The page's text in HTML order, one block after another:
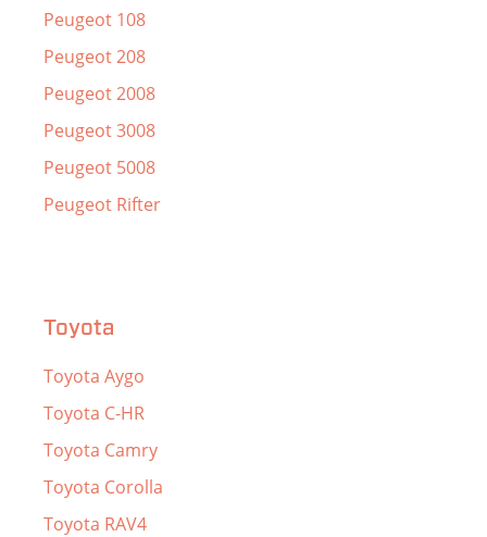
Peugeot 108
Peugeot 208
Peugeot 2008
Peugeot 3008
Peugeot 5008
Peugeot Rifter
Toyota
Toyota Aygo
Toyota C-HR
Toyota Camry
Toyota Corolla
Toyota RAV4